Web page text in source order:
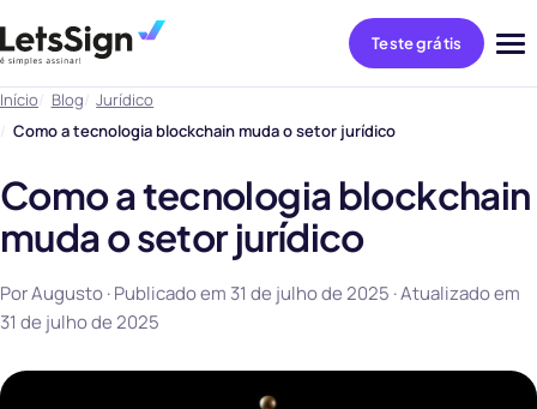
Teste grátis
Início Blog
Jurídico
Como a tecnologia blockchain muda o setor jurídico
Como a tecnologia blockchain
muda o setor jurídico
Por Augusto · Publicado em 31 de julho de 2025 · Atualizado em
31 de julho de 2025